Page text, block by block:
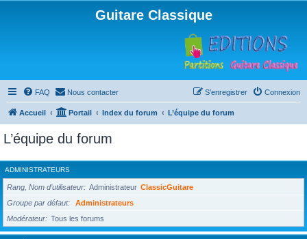
Guitare Classique
FAQ Nous contacter Connexion
S’enregistrer
Accueil Portail Index du forum L’équipe du forum
L’équipe du forum
ADMINISTRATEURS
Rang, Nom d’utilisateur Administrateur ClassicGuitare
Groupe par défaut
Administrateurs
Modérateur
Tous les forums